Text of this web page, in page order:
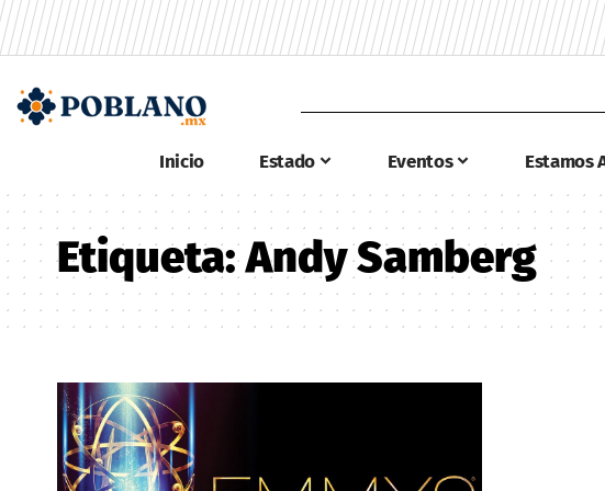
Inicio Estado Eventos Estamos
Etiqueta:Andy Samberg